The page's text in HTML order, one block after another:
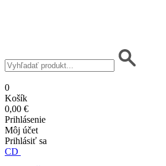
0
Košík
0,00 €
Prihlásenie
Môj účet
Prihlásiť sa
CD